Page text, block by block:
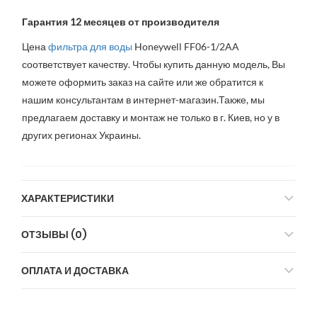
Гарантия 12 месяцев от производителя
Цена фильтра для воды Honeywell FF06-1/2AA
соответствует качеству. Чтобы купить данную модель, Вы
можете оформить заказ на сайте или же обратится к
нашим консультантам в интернет-магазин.Также, мы
предлагаем доставку и монтаж не только в г. Киев, но у в
других регионах Украины.
ХАРАКТЕРИСТИКИ
ОТЗЫВЫ (0)
ОПЛАТА И ДОСТАВКА